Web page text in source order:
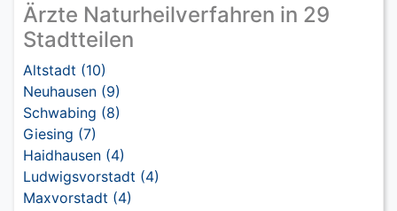
Ärzte Naturheilverfahren in 29
Stadtteilen
Altstadt (10)
Neuhausen (9)
Schwabing (8)
Giesing (7)
Haidhausen (4)
Ludwigsvorstadt (4)
Maxvorstadt (4)